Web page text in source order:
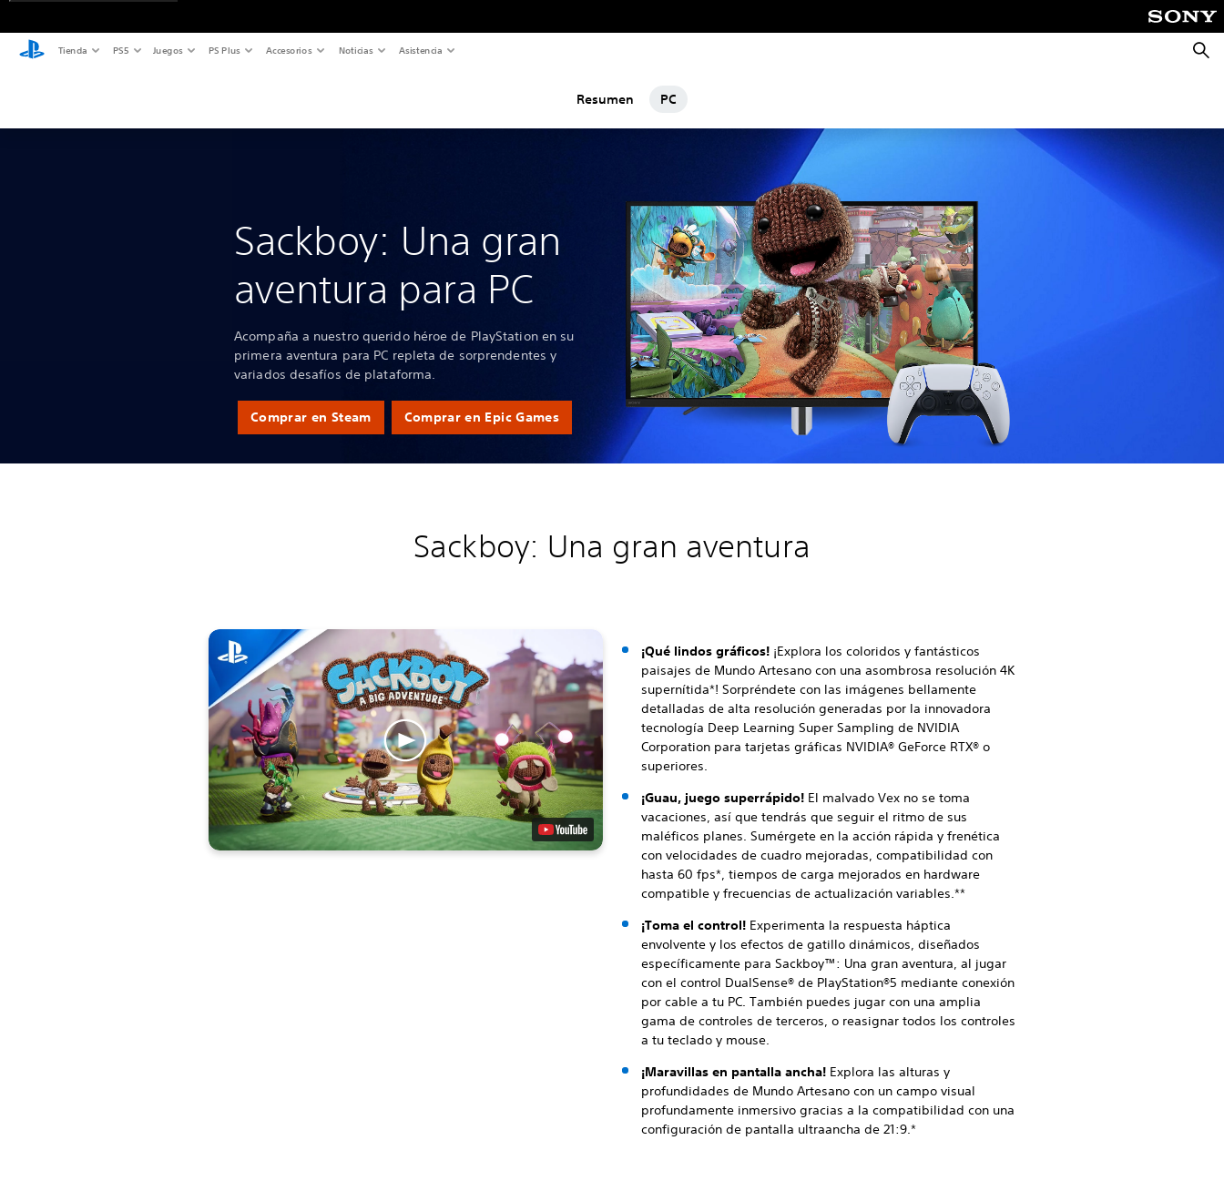
Tienda PS5 Juegos PS Plus Accesorios Noticias Asistencia
Resumen PC
Sackboy: Una gran
aventura para PC
Acompaña a nuestro querido héroe de PlayStation en su
primera aventura para PC repleta de sorprendentes y
variados desafíos de plataforma.
Comprar en Steam Comprar en Epic Games
Sackboy: Una gran aventura
¡Qué lindos gráficos!¡Explora los coloridos y fantásticos
paisajes de Mundo Artesano con una asombrosa resolución 4K
supernítida*! Sorpréndete con las imágenes bellamente
detalladas de alta resolución generadas por la innovadora
tecnología Deep Learning Super Sampling de NVIDIA
Corporation para tarjetas gráficas NVIDIA® GeForce RTX® o
superiores.
¡Guau, juego superrápido!El malvado Vex no se toma
vacaciones, así que tendrás que seguir el ritmo de sus
maléficos planes. Sumérgete en la acción rápida y frenética
con velocidades de cuadro mejoradas, compatibilidad con
hasta 60 fps*, tiempos de carga mejorados en hardware
compatible y frecuencias de actualización variables.**
¡Toma el control! Experimenta la respuesta háptica
envolvente y los efectos de gatillo dinámicos, diseñados
específicamente para Sackboy™: Una gran aventura, al jugar
con el control DualSense® de PlayStation®5 mediante conexión
por cable a tu PC. También puedes jugar con una amplia
gama de controles de terceros, o reasignar todos los controles
a tu teclado y mouse.
¡Maravillas en pantalla ancha! Explora las alturas y
profundidades de Mundo Artesano con un campo visual
profundamente inmersivo gracias a la compatibilidad con una
configuración de pantalla ultraancha de 21:9.*